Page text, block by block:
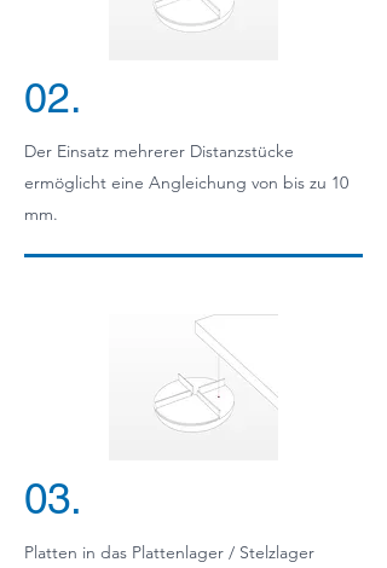
02.
Der Einsatz mehrerer Distanzstücke
ermöglicht eine Angleichung von bis zu 10
mm.
03.
Platten in das Plattenlager / Stelzlager